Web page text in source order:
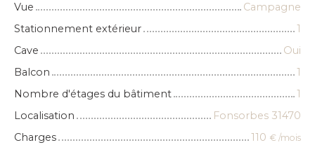
Vue
Campagne
Stationnement extérieur
1
Cave
Oui
Balcon
1
Nombre d'étages du bâtiment
1
Localisation
Fonsorbes 31470
Charges
110 € /mois